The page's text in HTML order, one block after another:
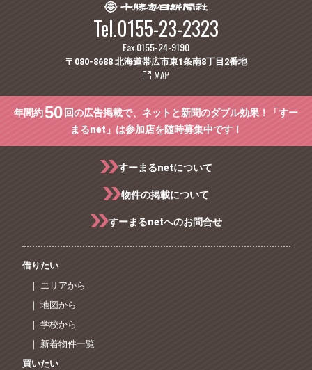
Tel.0155-23-2323
Fax.0155-24-9190
〒080-8688 北海道帯広市東1条南8丁目2番地
年間約50 回の広告掲載で、ネットと新聞のダブル効果！「すー
まるnet」は参加店を随時募集中です！
すーまるnetについて
物件の掲載について
すーまるnetへのお問合せ
借りたい
｜ エリアから
｜ 地図から
｜ 学校から
｜ 新着物件一覧
買いたい